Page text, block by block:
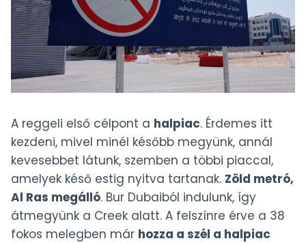
A reggeli első célpont a halpiac. Érdemes itt
kezdeni, mivel minél később megyünk, annál
kevesebbet látunk, szemben a többi piaccal,
amelyek késő estig nyitva tartanak. Zöld metró,
Al Ras megálló. Bur Dubaiból indulunk, így
átmegyünk a Creek alatt. A felszínre érve a 38
fokos melegben már hozza a szél a halpiac